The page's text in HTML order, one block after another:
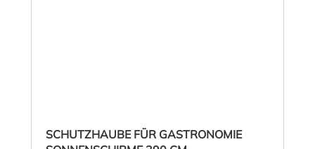
SCHUTZHAUBE FÜR GASTRONOMIE